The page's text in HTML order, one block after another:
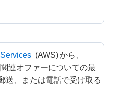
(AWS) から、
連オファーについての最
送、または電話で受け取る